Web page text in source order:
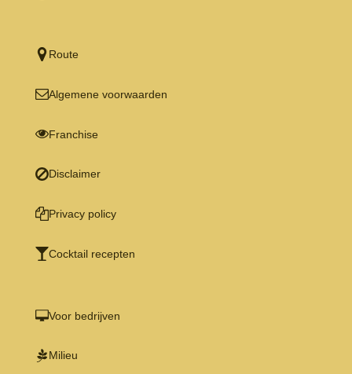
Route
Algemene voorwaarden
Franchise
Disclaimer
Privacy policy
Cocktail recepten
Voor bedrijven
Milieu